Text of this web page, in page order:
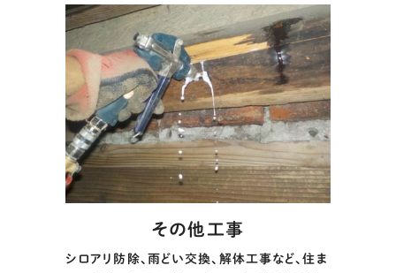
その他工事
シロアリ防除、雨どい交換、解体工事など、住ま